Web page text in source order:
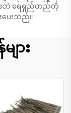
စေဘဲ ရေရှည်တည်တံ့
ပေးသည်။
ား